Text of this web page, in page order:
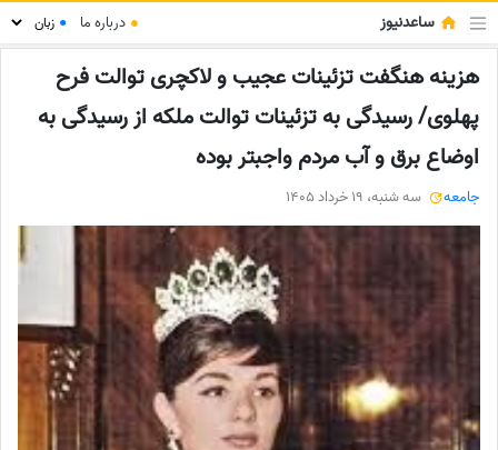
ساعدنیوز ● درباره ما ●
هزینه هنگفت تزئینات عجیب و لاکچری توالت فرح
پهلوی/ رسیدگی به تزئینات توالت ملکه از رسیدگی به
اوضاع برق و آب مردم واجبتر بوده
جامعه سه شنبه، 19 خرداد 1405